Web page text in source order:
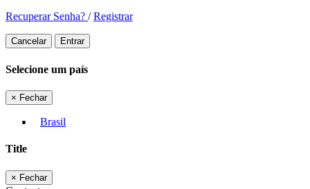
Recuperar Senha? /Registrar
Cancelar Entrar
Selecione um país
× Fechar
Brasil
Title
× Fechar